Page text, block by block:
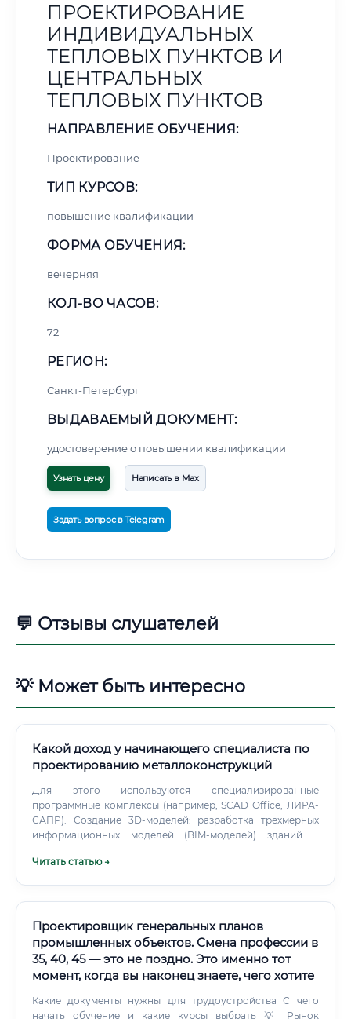
ПРОЕКТИРОВАНИЕ
ИНДИВИДУАЛЬНЫХ
ТЕПЛОВЫХ ПУНКТОВ И
ЦЕНТРАЛЬНЫХ
ТЕПЛОВЫХ ПУНКТОВ
НАПРАВЛЕНИЕ ОБУЧЕНИЯ:
Проектирование
ТИП КУРСОВ:
повышение квалификации
ФОРМА ОБУЧЕНИЯ:
вечерняя
КОЛ-ВО ЧАСОВ:
72
РЕГИОН:
Санкт-Петербург
ВЫДАВАЕМЫЙ ДОКУМЕНТ:
удостоверение о повышении квалификации
Узнать цену Написать в Max
Задать вопрос в Telegram
💬 Отзывы слушателей
💡 Может быть интересно
Какой доход у начинающего специалиста по
проектированию металлоконструкций
Для этого используются специализированные
программные комплексы (например, SCAD Office, ЛИРА-
САПР). Создание 3D-моделей: разработка трехмерных
информационных моделей (BIM-моделей) зданий и
проект, выявить коллизии (пересечения с другими
Читать статью →
Проектировщик генеральных планов
промышленных объектов. Смена профессии в
35, 40, 45 — это не поздно. Это именно тот
момент, когда вы наконец знаете, чего хотите
Какие документы нужны для трудоустройства С чего
начать обучение и какие курсы выбрать 💡 Рынок